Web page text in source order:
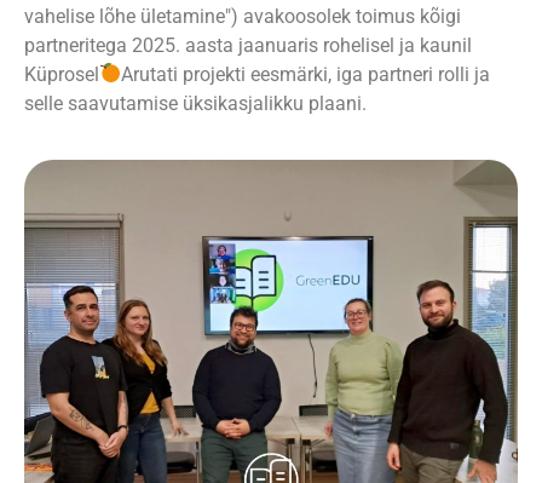
vahelise lõhe ületamine") avakoosolek toimus kõigi
partneritega 2025. aasta jaanuaris rohelisel ja kaunil
Küprosel
Arutati projekti eesmärki, iga partneri rolli ja
selle saavutamise üksikasjalikku plaani.